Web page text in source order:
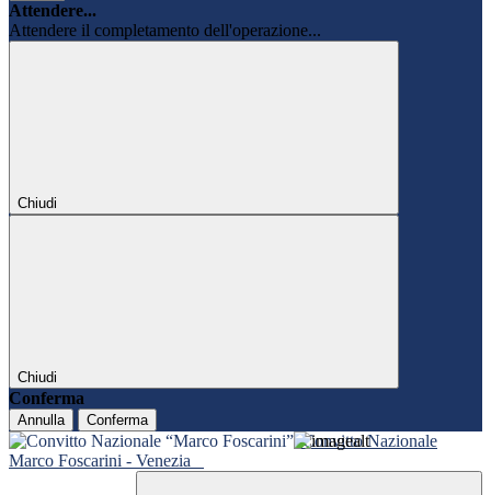
Attendere...
Attendere il completamento dell'operazione...
Chiudi
Chiudi
Conferma
Annulla Conferma
Convitto Nazionale
Marco Foscarini - Venezia